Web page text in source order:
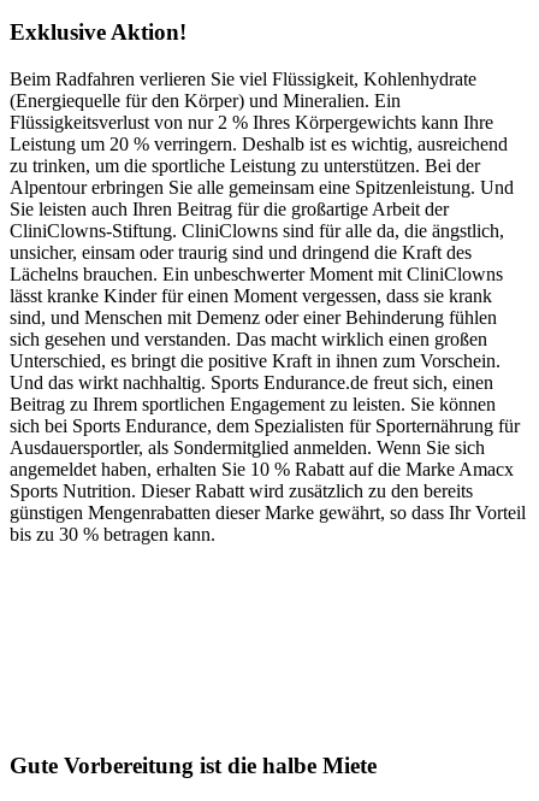
Exklusive Aktion!
Beim Radfahren verlieren Sie viel Flüssigkeit, Kohlenhydrate
(Energiequelle für den Körper) und Mineralien. Ein
Flüssigkeitsverlust von nur 2 % Ihres Körpergewichts kann Ihre
Leistung um 20 % verringern. Deshalb ist es wichtig, ausreichend
zu trinken, um die sportliche Leistung zu unterstützen. Bei der
Alpentour erbringen Sie alle gemeinsam eine Spitzenleistung. Und
Sie leisten auch Ihren Beitrag für die großartige Arbeit der
CliniClowns-Stiftung. CliniClowns sind für alle da, die ängstlich,
unsicher, einsam oder traurig sind und dringend die Kraft des
Lächelns brauchen. Ein unbeschwerter Moment mit CliniClowns
lässt kranke Kinder für einen Moment vergessen, dass sie krank
sind, und Menschen mit Demenz oder einer Behinderung fühlen
sich gesehen und verstanden. Das macht wirklich einen großen
Unterschied, es bringt die positive Kraft in ihnen zum Vorschein.
Und das wirkt nachhaltig. Sports Endurance.de freut sich, einen
Beitrag zu Ihrem sportlichen Engagement zu leisten. Sie können
sich bei Sports Endurance, dem Spezialisten für Sporternährung für
Ausdauersportler, als Sondermitglied anmelden. Wenn Sie sich
angemeldet haben, erhalten Sie 10 % Rabatt auf die Marke Amacx
Sports Nutrition. Dieser Rabatt wird zusätzlich zu den bereits
günstigen Mengenrabatten dieser Marke gewährt, so dass Ihr Vorteil
bis zu 30 % betragen kann.
Gute Vorbereitung ist die halbe Miete